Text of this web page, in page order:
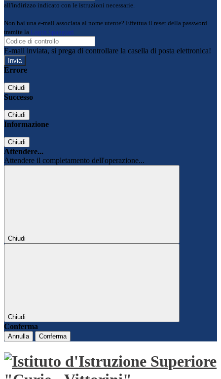
all'indirizzo indicato con le istruzioni necessarie.
Non hai una e-mail associata al nome utente? Effettua il reset della password
tramite la Login Spaggiari
E-mail inviata, si prega di controllare la casella di posta elettronica!
Errore
Chiudi
Successo
Chiudi
Informazione
Chiudi
Attendere...
Attendere il completamento dell'operazione...
Chiudi
Chiudi
Conferma
Annulla Conferma